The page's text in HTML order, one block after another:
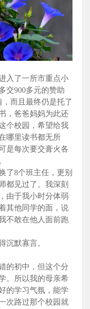
了一所市重点小
交900多元的赞助
而且最终仍是托了
，爸爸妈妈为此还
个校园，希望给我
哪里读书都无所
是每次要交膏火各
8个班主任，更别
都见过了。我深刻
由于我小时分体弱
其他同学的面，说
不敢在他人面前跑
默寡言。
初中，但这个分
。所以我的母亲希
的学习气氛，能学
次路过那个校园就